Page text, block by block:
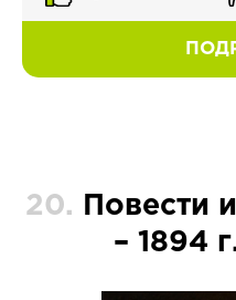
20.
Повести
– 1894